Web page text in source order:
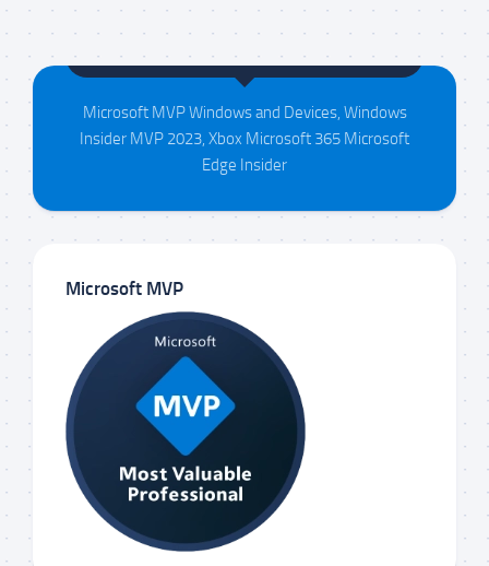
Maison da Silva
Microsoft MVP Windows and Devices, Windows
Insider MVP 2023, Xbox Microsoft 365 Microsoft
Edge Insider
Microsoft MVP